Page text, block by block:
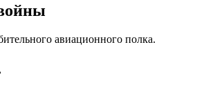
авиационного полка.